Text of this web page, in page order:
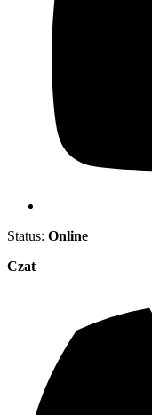
Status: Online
Czat